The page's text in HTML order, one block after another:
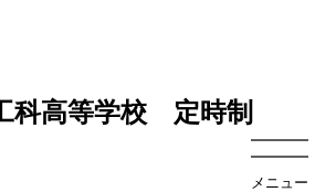
科高等学校 定時制
メニュー